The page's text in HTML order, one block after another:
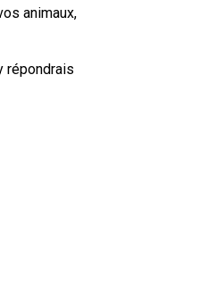
animaux,
répondrais